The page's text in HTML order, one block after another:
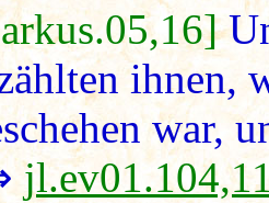
ihnen,
war,